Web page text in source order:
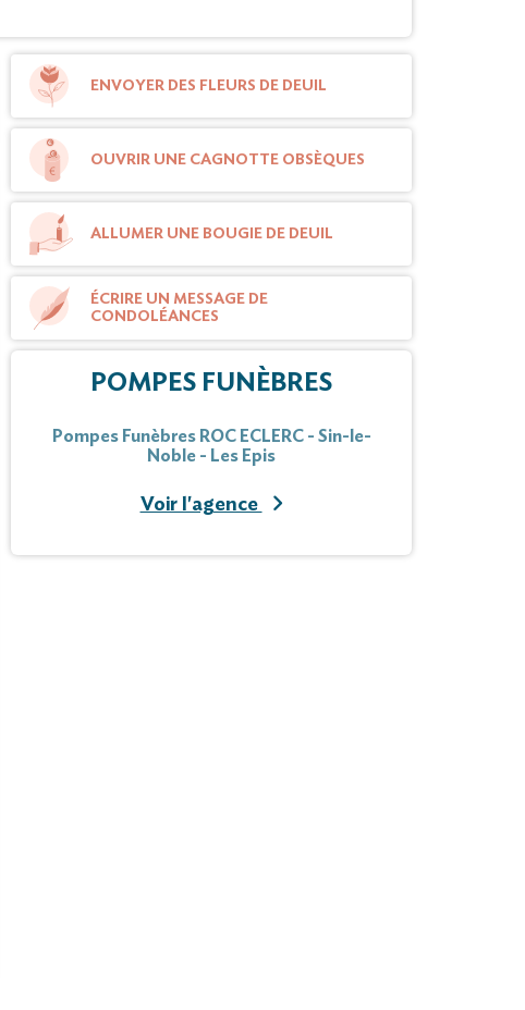
ENVOYER DES FLEURS DE DEUIL
OUVRIR UNE CAGNOTTE OBSÈQUES
ALLUMER UNE BOUGIE DE DEUIL
ÉCRIRE UN MESSAGE DE
CONDOLÉANCES
POMPES FUNÈBRES
Pompes Funèbres ROC ECLERC - Sin-le-
Noble - Les Epis
Voir l'agence